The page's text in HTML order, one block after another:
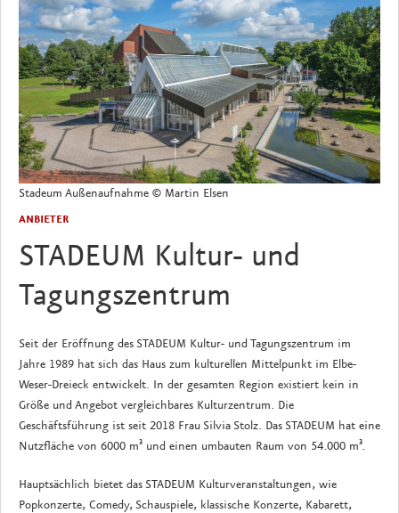
Stadeum Außenaufnahme © Martin Elsen
ANBIETER
STADEUM Kultur- und
Tagungszentrum
Seit der Eröffnung des STADEUM Kultur- und Tagungszentrum im
Jahre 1989 hat sich das Haus zum kulturellen Mittelpunkt im Elbe-
Weser-Dreieck entwickelt. In der gesamten Region existiert kein in
Größe und Angebot vergleichbares Kulturzentrum. Die
Geschäftsführung ist seit 2018 Frau Silvia Stolz. Das STADEUM hat eine
Nutzfläche von 6000 m³ und einen umbauten Raum von 54.000 m³.
Hauptsächlich bietet das STADEUM Kulturveranstaltungen, wie
Popkonzerte, Comedy, Schauspiele, klassische Konzerte, Kabarett,